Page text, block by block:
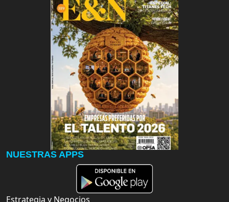
NUESTRAS APPS
Estrategia y Negocios